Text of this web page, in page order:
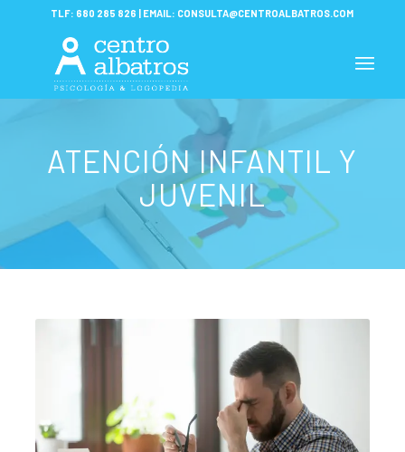
TLF: 680 285 826 | EMAIL: CONSULTA@CENTROALBATROS.COM
ATENCIÓN INFANTIL Y
JUVENIL